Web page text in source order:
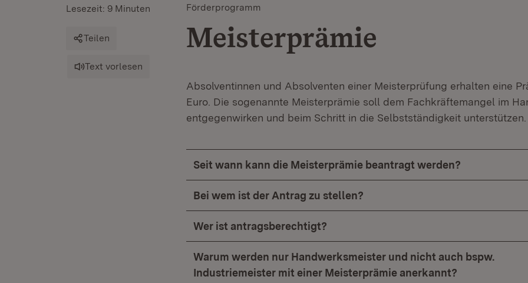
Förderprogramm
Meisterprämie
Lesezeit: 9 Minuten
Teilen
Text vorlesen
Absolventinnen und Absolventen einer Meisterprüfung erhalten eine
Euro. Die sogenannte Meisterprämie soll dem Fachkräftemangel im
entgegenwirken und beim Schritt in die Selbstständigkeit unterstützen.
Seit wann kann die Meisterprämie beantragt werden?
Bei wem ist der Antrag zu stellen?
Wer ist antragsberechtigt?
Warum werden nur Handwerksmeister und nicht auch bspw.
Industriemeister mit einer Meisterprämie anerkannt?